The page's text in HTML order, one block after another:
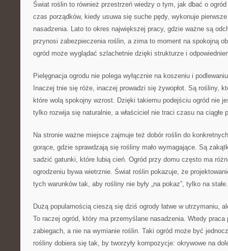
Świat roślin to również przestrzeń wiedzy o tym, jak dbać o
czas porządków, kiedy usuwa się suche pędy, wykonuje
nasadzenia. Lato to okres największej pracy, gdzie ważne są
przynosi zabezpieczenia roślin, a zima to moment na spokojną
ogród może wyglądać szlachetnie dzięki strukturze i
Pielęgnacja ogrodu nie polega wyłącznie na koszeniu i
Inaczej tnie się róże, inaczej prowadzi się żywopłot. Są rośliny,
które wolą spokojny wzrost. Dzięki takiemu podejściu ogród nie
tylko rozwija się naturalnie, a właściciel nie traci czasu na ciągłe
Na stronie ważne miejsce zajmuje też dobór roślin do
gorące, gdzie sprawdzają się rośliny mało wymagające. Są
sadzić gatunki, które lubią cień. Ogród przy domu często ma
ogrodzeniu bywa wietrznie. Świat roślin pokazuje, że
tych warunków tak, aby rośliny nie były „na pokaz”, tylko na stałe.
Dużą popularnością cieszą się dziś ogrody łatwe w utrzymaniu,
To raczej ogród, który ma przemyślane nasadzenia. Wtedy praca
zabiegach, a nie na wymianie roślin. Taki ogród może być
rośliny dobiera się tak, by tworzyły kompozycje: okrywowe na